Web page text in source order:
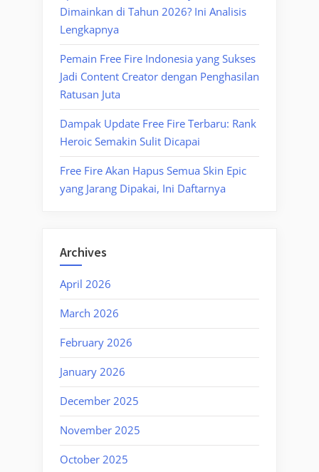
Dimainkan di Tahun 2026? Ini Analisis
Lengkapnya
Pemain Free Fire Indonesia yang Sukses
Jadi Content Creator dengan Penghasilan
Ratusan Juta
Dampak Update Free Fire Terbaru: Rank
Heroic Semakin Sulit Dicapai
Free Fire Akan Hapus Semua Skin Epic
yang Jarang Dipakai, Ini Daftarnya
Archives
April 2026
March 2026
February 2026
January 2026
December 2025
November 2025
October 2025